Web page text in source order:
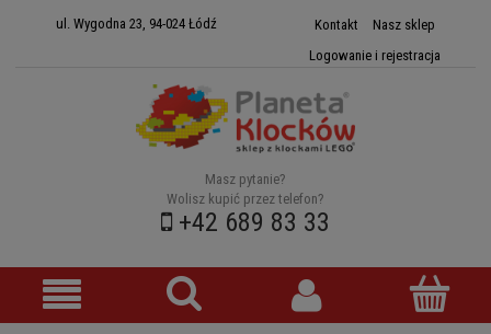
ul. Wygodna 23, 94-024 Łódź Kontakt
Nasz sklep
Logowanie i rejestracja
Masz pytanie?
Wolisz kupić przez telefon?
+42 689 83 33